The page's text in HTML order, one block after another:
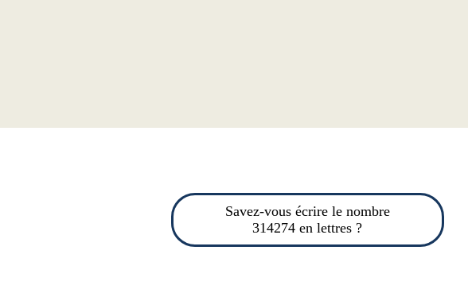
Savez-vous écrire le nombre
314274 en lettres ?